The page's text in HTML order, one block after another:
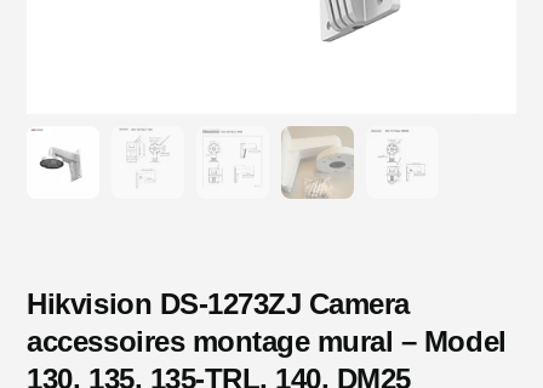
Hikvision DS-1273ZJ Camera
accessoires montage mural – Model
130, 135, 135-TRL, 140, DM25